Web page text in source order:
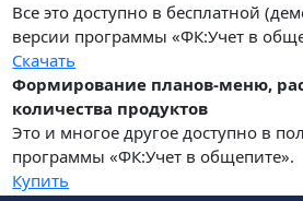
Все это доступно в бесплатной
версии программы «ФК:Учет в
Скачать
Формирование планов-меню,
количества продуктов
Это и многое другое доступно в
программы «ФК:Учет в общепите».
Купить